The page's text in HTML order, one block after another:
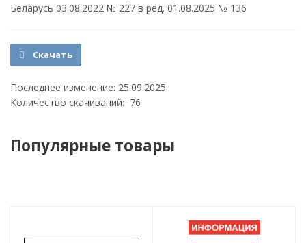
Беларусь 03.08.2022 № 227 в ред. 01.08.2025 № 136
Скачать
Последнее изменение: 25.09.2025
Количество скачиваний: 76
Популярные товары